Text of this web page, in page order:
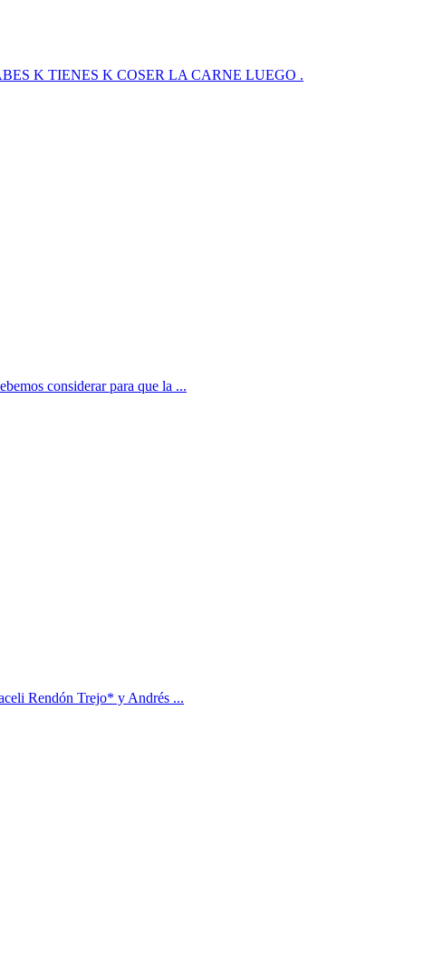
K TIENES K COSER LA CARNE LUEGO .
considerar para que la ...
Rendón Trejo* y Andrés ...